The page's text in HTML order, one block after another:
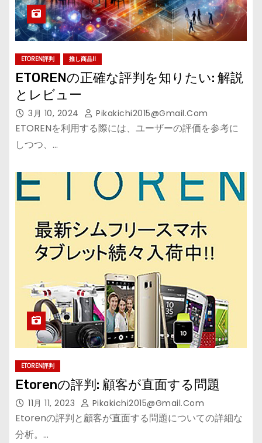
ETOREN評判 推し商品II
ETORENの正確な評判を知りたい: 解説
とレビュー
3月 10, 2024 Pikakichi2015@gmail.com
ETORENを利用する際には、ユーザーの評価を参考に
しつつ、…
ETOREN評判
Etorenの評判: 顧客が直面する問題
11月 11, 2023 Pikakichi2015@gmail.com
Etorenの評判と顧客が直面する問題についての詳細な
分析。…